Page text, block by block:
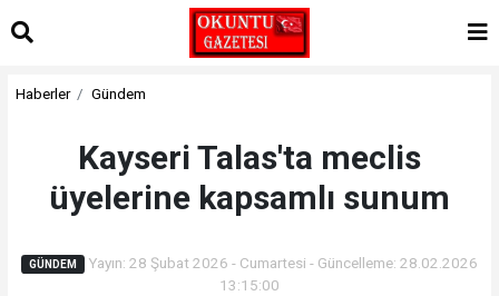
Haberler Gündem
Kayseri Talas'ta meclis
üyelerine kapsamlı sunum
GÜNDEM
Yayın: 28 Şubat 2026 - Cumartesi - Güncelleme: 28.02.2026
13:15:00